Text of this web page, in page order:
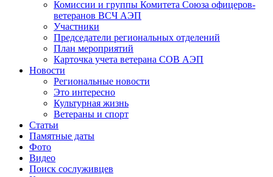
Комиссии и группы Комитета Союза офицеров-
ветеранов ВСЧ АЭП
Участники
Председатели региональных отделений
План мероприятий
Карточка учета ветерана CОВ АЭП
Новости
Региональные новости
Это интересно
Культурная жизнь
Ветераны и спорт
Статьи
Памятные даты
Фото
Видео
Поиск сослуживцев